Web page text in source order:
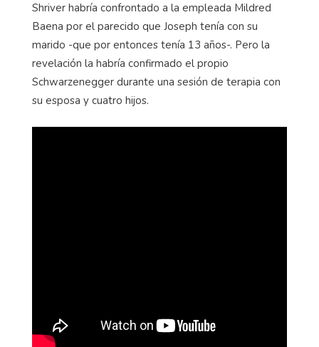
Shriver habría confrontado a la empleada Mildred
Baena por el parecido que Joseph tenía con su
marido -que por entonces tenía 13 años-. Pero la
revelación la habría confirmado el propio
Schwarzenegger durante una sesión de terapia con
su esposa y cuatro hijos.